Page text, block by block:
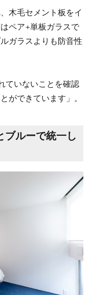
木毛セメント板をイ
ペア+単板ガラスで
ガラスよりも防音性
ていないことを確認
ができています」。
ブルーで統一し